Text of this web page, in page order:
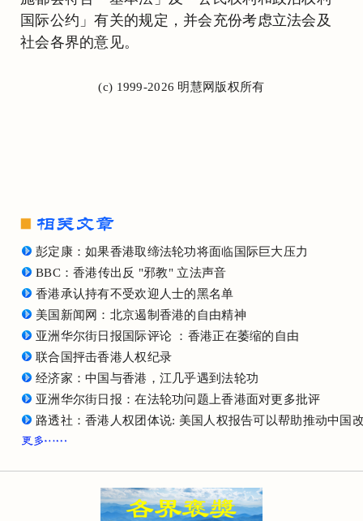
国际公约」有关的规定，并会充份考虑立法会及
社会各界的意见。
(c) 1999-2026 明慧网版权所有
彭定康：如果香港取缔法轮功将面临国际巨大压力
BBC：香港传出反 "邪教" 立法声音
香港承认持有不受欢迎人士的黑名单
美国新闻网：北京遏制香港的自由精神
亚洲华尔街日报国际评论 ：香港正在萎缩的自由
联合国抨击香港人权纪录
经济家：中国与香港，江几乎遇到法轮功
亚洲华尔街日报：在法轮功问题上香港面对更多批评
路透社：香港人权团体说: 美国人权报告可以帮助推动中国